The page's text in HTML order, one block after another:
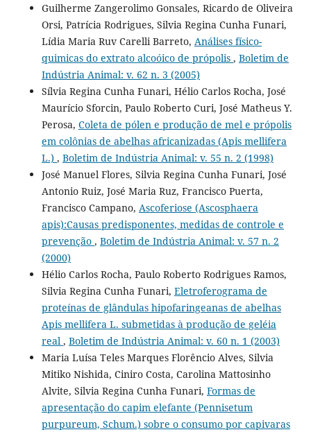
Guilherme Zangerolimo Gonsales, Ricardo de Oliveira
Orsi, Patrícia Rodrigues, Silvia Regina Cunha Funari,
Lídia Maria Ruv Carelli Barreto, Análises físico-
quimicas do extrato alcoóico de própolis , Boletim de
Indústria Animal: v. 62 n. 3 (2005)
Sílvia Regina Cunha Funari, Hélio Carlos Rocha, José
Maurício Sforcin, Paulo Roberto Curi, José Matheus Y.
Perosa, Coleta de pólen e produção de mel e própolis
em colônias de abelhas africanizadas (Apis mellifera
L.) , Boletim de Indústria Animal: v. 55 n. 2 (1998)
José Manuel Flores, Silvia Regina Cunha Funari, José
Antonio Ruiz, José Maria Ruz, Francisco Puerta,
Francisco Campano, Ascoferiose (Ascosphaera
apis):Causas predisponentes, medidas de controle e
prevenção , Boletim de Indústria Animal: v. 57 n. 2
(2000)
Hélio Carlos Rocha, Paulo Roberto Rodrigues Ramos,
Silvia Regina Cunha Funari, Eletroferograma de
proteínas de glândulas hipofaringeanas de abelhas
Apis mellifera L. submetidas à produção de geléia
real , Boletim de Indústria Animal: v. 60 n. 1 (2003)
Maria Luísa Teles Marques Florêncio Alves, Silvia
Mitiko Nishida, Ciniro Costa, Carolina Mattosinho
Alvite, Silvia Regina Cunha Funari, Formas de
apresentação do capim elefante (Pennisetum
purpureum, Schum.) sobre o consumo por capivaras